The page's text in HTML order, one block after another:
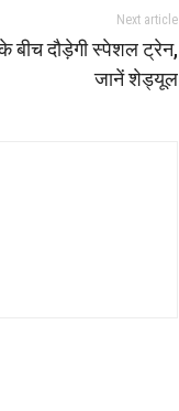
Next article
बीच दौड़ेगी स्पेशल ट्रेन,
जानें शेड्यूल